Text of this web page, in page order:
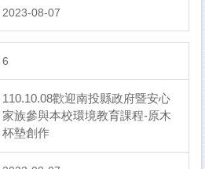
2023-08-07
6
110.10.08歡迎南投縣政府暨安心
家族參與本校環境教育課程-原木
杯墊創作